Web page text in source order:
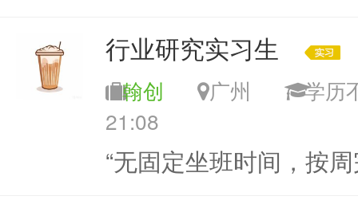
行业研究实习生
翰创 广州
学
21:08
“无固定坐班时间，按